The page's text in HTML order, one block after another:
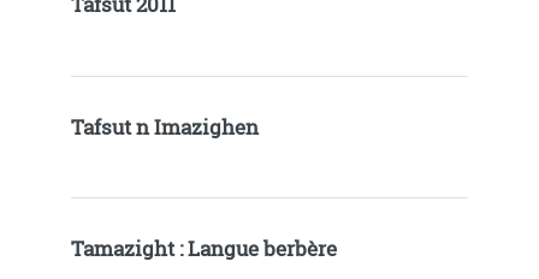
Tafsut n Imazighen
Tamazight : Langue berbère